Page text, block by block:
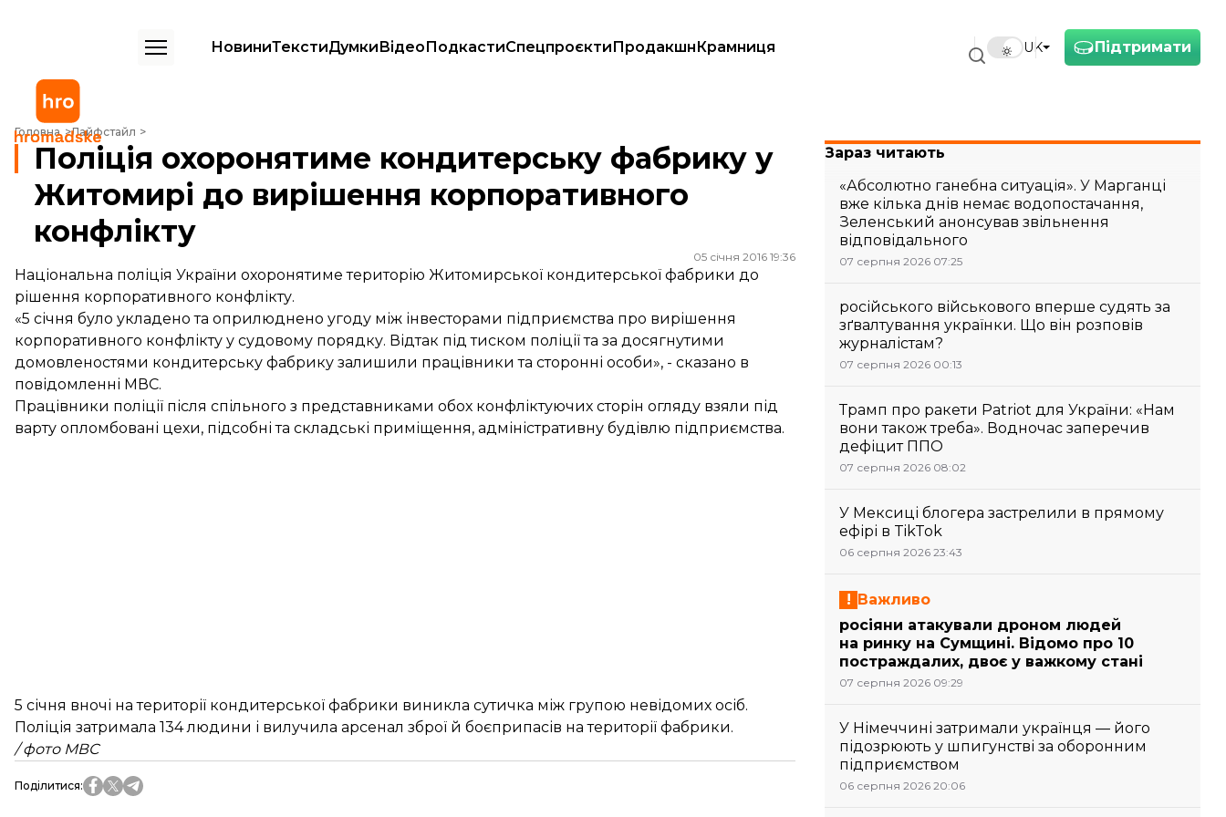
Підтримати
UK
НовиниТекстиДумкиВідеоПодкастиСпецпроєктиПродакшнКрамниця
Головна Лайфстайл
Поліція охоронятиме кондитерську фабрику у Житомирі до вирішення корпоративного конфлікту
Поліція охоронятиме кондитерську фабрику у
Житомирі до вирішення корпоративного
конфлікту
05 січня 2016 19:36
Національна поліція України охоронятиме територію Житомирської кондитерської фабрики до
рішення корпоративного конфлікту.
«5 січня було укладено та оприлюднено угоду між інвесторами підприємства про вирішення
корпоративного конфлікту у судовому порядку. Відтак під тиском поліції та за досягнутими
домовленостями кондитерську фабрику залишили працівники та сторонні особи», - сказано в
повідомленні МВС.
Працівники поліції після спільного з представниками обох конфліктуючих сторін огляду взяли під
варту опломбовані цехи, підсобні та складські приміщення, адміністративну будівлю підприємства.
5 січня вночі на території кондитерської фабрики виникла сутичка між групою невідомих осіб.
Поліція затримала 134 людини і вилучила арсенал зброї й боєприпасів на території фабрики.
/ фото МВС
Поділитися:
Зараз читають
«Абсолютно ганебна ситуація». У Марганці
вже кілька днів немає водопостачання,
Зеленський анонсував звільнення
відповідального
07 серпня 2026 07:25
російського військового вперше судять за
зґвалтування українки. Що він розповів
журналістам?
07 серпня 2026 00:13
Трамп про ракети Patriot для України: «Нам
вони також треба». Водночас заперечив
дефіцит ППО
07 серпня 2026 08:02
У Мексиці блогера застрелили в прямому
ефірі в TikTok
06 серпня 2026 23:43
Важливо
росіяни атакували дроном людей
на ринку на Сумщині. Відомо про 10
постраждалих, двоє у важкому стані
07 серпня 2026 09:29
У Німеччині затримали українця — його
підозрюють у шпигунстві за оборонним
підприємством
06 серпня 2026 20:06